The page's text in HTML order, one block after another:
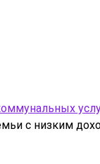
с низким